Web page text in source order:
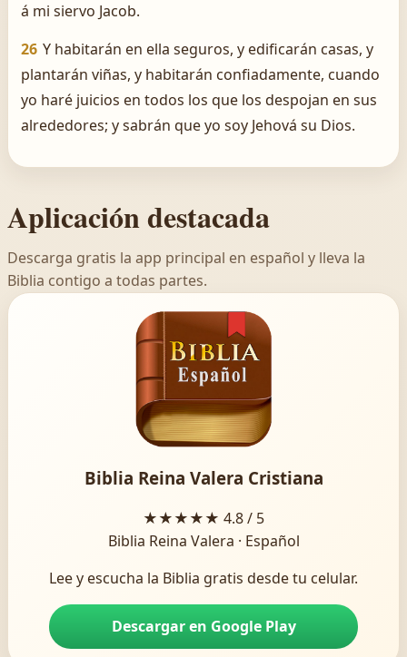
á mi siervo Jacob.
26 Y habitarán en ella seguros, y edificarán casas, y
plantarán viñas, y habitarán confiadamente, cuando
yo haré juicios en todos los que los despojan en sus
alrededores; y sabrán que yo soy Jehová su Dios.
Aplicación destacada
Descarga gratis la app principal en español y lleva la
Biblia contigo a todas partes.
Biblia Reina Valera Cristiana
★★★★★ 4.8 / 5
Biblia Reina Valera · Español
Lee y escucha la Biblia gratis desde tu celular.
Descargar en Google Play